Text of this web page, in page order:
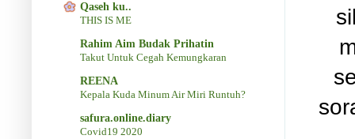
Qaseh ku..
THIS IS ME
Rahim Aim Budak Prihatin
Takut Untuk Cegah Kemungkaran
REENA
Kepala Kuda Minum Air Miri Runtuh?
safura.online.diary
Covid19 2020